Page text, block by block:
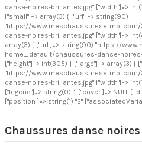
danse-noires-brillantes.jpg" ["width"]=>
["small"]=> array(3) { ["url"]=> string(90)
"https://
danse-noires-brillantes.jpg" ["width"]=>
array(3) { ["url"]=> string(90) "https://
home_default/chaussures-danse-
["height"]=> int(305) } ["large"]=> array(3) {
"https://
danse-noires-brillantes.jpg" ["width"]=>
["legend"]=> string(0) "" ["cover"]=> NULL
["position"]=> string(1) "2"
Chaussures danse